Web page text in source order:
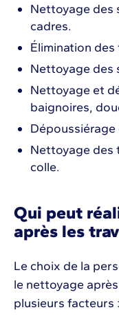
Nettoyage des
cadres.
Élimination
Nettoyage des
Nettoyage et
baignoires,
Nettoyage des
colle.
Qui peut
après les
Le choix de la
le nettoyage
plusieurs facteurs :